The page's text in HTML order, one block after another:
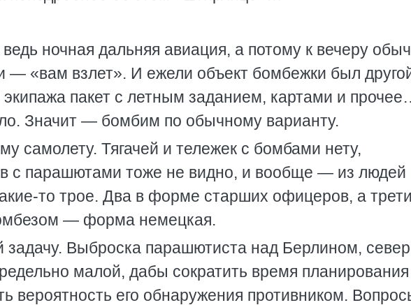
ночная дальняя авиация, а потому к вечеру
— «вам взлет». И ежели объект бомбежки был
пакет с летным заданием, картами и
Значит — бомбим по обычному варианту.
самолету. Тягачей и тележек с бомбами нету,
с парашютами тоже не видно, и вообще — из людей
то трое. Два в форме старших офицеров, а
— форма немецкая.
Выброска парашютиста над Берлином,
малой, дабы сократить время планирования
вероятность его обнаружения противником.